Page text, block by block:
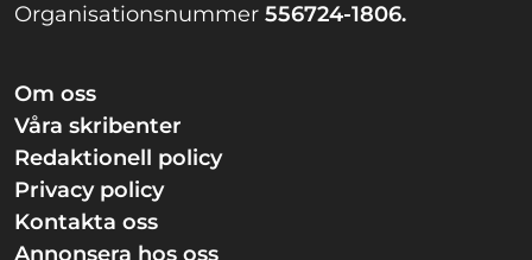
Organisationsnummer 556724-1806.
Om oss
Våra skribenter
Redaktionell policy
Privacy policy
Kontakta oss
Annonsera hos oss